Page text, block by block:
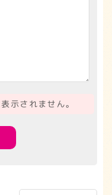
示されません。